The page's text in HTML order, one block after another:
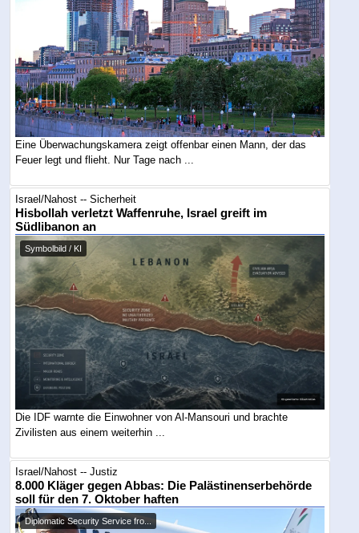
Eine Überwachungskamera zeigt offenbar einen Mann, der das
Feuer legt und flieht. Nur Tage nach ...
Israel/Nahost -- Sicherheit
Hisbollah verletzt Waffenruhe, Israel greift im
Südlibanon an
Symbolbild / KI
Die IDF warnte die Einwohner von Al-Mansouri und brachte
Zivilisten aus einem weiterhin ...
Israel/Nahost -- Justiz
8.000 Kläger gegen Abbas: Die Palästinenserbehörde
soll für den 7. Oktober haften
Diplomatic Security Service fro...